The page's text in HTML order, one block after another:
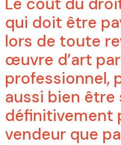
qui doit être
lors de toute
œuvre d’art
professionnel,
aussi bien
définitivement
vendeur que